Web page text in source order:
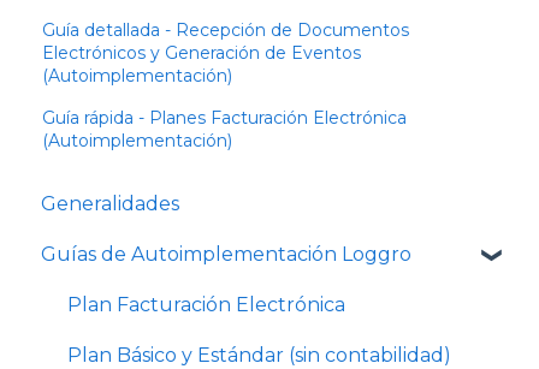
Guía detallada - Recepción de Documentos
Electrónicos y Generación de Eventos
(Autoimplementación)
Guía rápida - Planes Facturación Electrónica
(Autoimplementación)
Generalidades
Guías de Autoimplementación Loggro
Plan Facturación Electrónica
Plan Básico y Estándar (sin contabilidad)